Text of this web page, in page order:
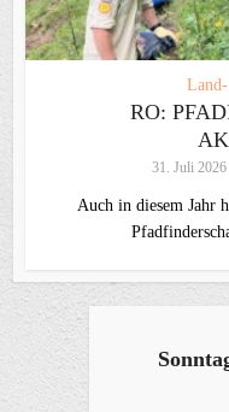
RO:
31. Juli 2026
Auch in diesem Jahr